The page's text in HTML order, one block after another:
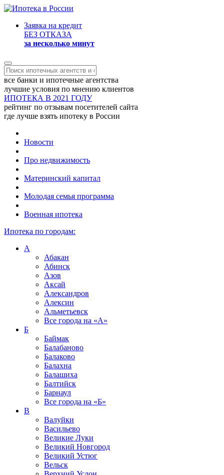
Заявка на кредит
БЕЗ ОТКАЗА
за несколько минут
все банки и ипотечные агентства
лучшие условия по мнению клиентов
ИПОТЕКА В 2021 ГОДУ
рейтинг по отзывам посетителей сайта
где лучше взять ипотеку в России
Новости
Про недвижимость
Материнский капитал
Молодая семья программа
Военная ипотека
Ипотека по городам:
А
Абакан
Абинск
Азов
Аксай
Александров
Алексин
Альметьевск
Все города на «А»
Б
Баймак
Балабаново
Балаково
Балахна
Балашиха
Балтийск
Барнаул
Все города на «Б»
В
Валуйки
Васильево
Великие Луки
Великий Новгород
Великий Устюг
Вельск